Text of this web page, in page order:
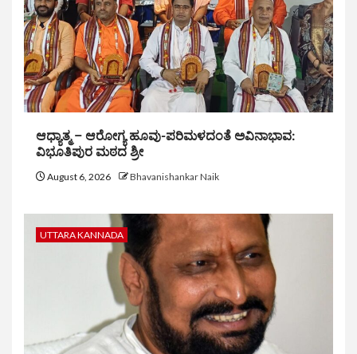
ಆಧ್ಯಾತ್ಮ – ಆರೋಗ್ಯ ಹೂವು-ಪರಿಮಳದಂತೆ ಅವಿನಾಭಾವ:
ವಿಭೂತಿಪುರ ಮಠದ ಶ್ರೀ
August 6, 2026 Bhavanishankar Naik
UTTARA KANNADA